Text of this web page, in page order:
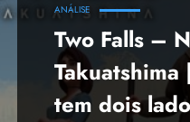
ANÁLISE
Two Falls –
tem dois